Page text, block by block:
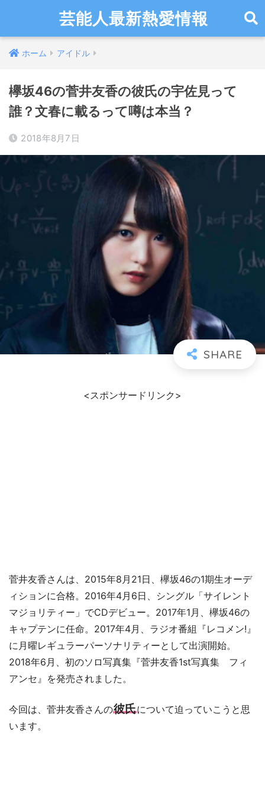
芸能人最新熱愛情報
ホーム アイドル
欅坂46の菅井友香の彼氏の宇佐見って
誰？文春に載るって噂は本当？
2018年8月7日
<スポンサードリンク>
菅井友香さんは、2015年8月21日、欅坂46の1期生オーデ
ィションに合格。2016年4月6日、シングル「サイレント
マジョリティー」でCDデビュー。2017年1月、欅坂46の
キャプテンに任命。2017年4月、ラジオ番組『レコメン!』
に月曜レギュラーパーソナリティーとして出演開始。
2018年6月、初のソロ写真集『菅井友香1st写真集 フィ
アンセ』を発売されました。
今回は、菅井友香さんの彼氏について迫っていこうと思
います。